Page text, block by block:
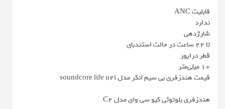
قابلیت ANC
ندارد
شارژدهی
تا 22 ساعت در حالت استندبای
قطر درایور
10 میلی‌متر
قیمت هندزفری بی سیم انکر مدل soundcore life u2i
هندزفری بلوتوثی کیو سی وای مدل C2